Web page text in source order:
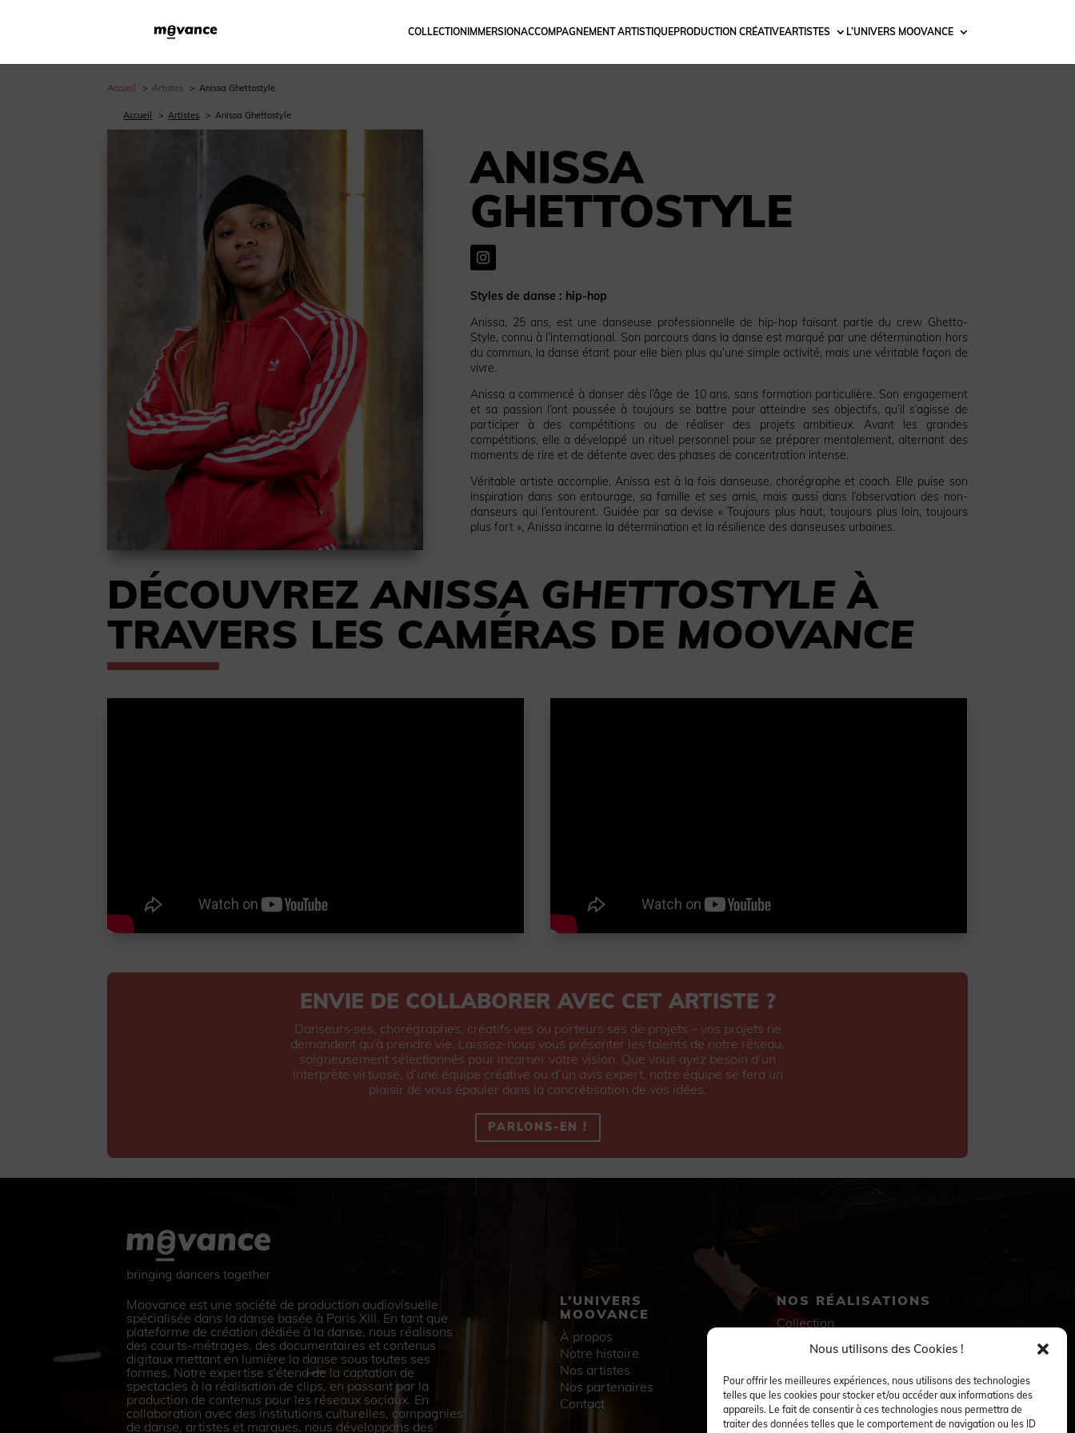
Nous utilisons des Cookies !
Pour offrir les meilleures expériences, nous utilisons des technologies
telles que les cookies pour stocker et/ou accéder aux informations des
appareils. Le fait de consentir à ces technologies nous permettra de
traiter des données telles que le comportement de navigation ou les ID
COLLECTION IMMERSIONACCOMPAGNEMENT ARTISTIQUEPRODUCTION CRÉATIVEARTISTES L’UNIVERS MOOVANCE
Accueil Artistes Anissa Ghettostyle
Accueil Artistes Anissa Ghettostyle
ANISSA
GHETTOSTYLE
Styles de danse : hip-hop
Anissa, 25 ans, est une danseuse professionnelle de hip-hop faisant partie du crew Ghetto-
Style, connu à l’international. Son parcours dans la danse est marqué par une détermination hors
du commun, la danse étant pour elle bien plus qu’une simple activité, mais une véritable façon de
vivre.
Anissa a commencé à danser dès l’âge de 10 ans, sans formation particulière. Son engagement
et sa passion l’ont poussée à toujours se battre pour atteindre ses objectifs, qu’il s’agisse de
participer à des compétitions ou de réaliser des projets ambitieux. Avant les grandes
compétitions, elle a développé un rituel personnel pour se préparer mentalement, alternant des
moments de rire et de détente avec des phases de concentration intense.
Véritable artiste accomplie, Anissa est à la fois danseuse, chorégraphe et coach. Elle puise son
inspiration dans son entourage, sa famille et ses amis, mais aussi dans l’observation des non-
danseurs qui l’entourent. Guidée par sa devise « Toujours plus haut, toujours plus loin, toujours
plus fort », Anissa incarne la détermination et la résilience des danseuses urbaines.
DÉCOUVREZANISSA GHETTOSTYLEÀ
TRAVERS LES CAMÉRAS DE MOOVANCE
ENVIE DE COLLABORER AVEC CET ARTISTE ?
Danseurs·ses, chorégraphes, créatifs·ves ou porteurs·ses de projets – vos projets ne
demandent qu’à prendre vie. Laissez-nous vous présenter les talents de notre réseau,
soigneusement sélectionnés pour incarner votre vision. Que vous ayez besoin d’un
interprète virtuose, d’une équipe créative ou d’un avis expert, notre équipe se fera un
plaisir de vous épauler dans la concrétisation de vos idées.
PARLONS-EN !
Moovance est une société de production audiovisuelle
spécialisée dans la danse basée à Paris XIII. En tant que
plateforme de création dédiée à la danse, nous réalisons
des courts-métrages, des documentaires et contenus
digitaux mettant en lumière la danse sous toutes ses
formes. Notre expertise s’étend de la captation de
spectacles à la réalisation de clips, en passant par la
production de contenus pour les réseaux sociaux. En
collaboration avec des institutions culturelles, compagnies
de danse, artistes et marques, nous développons des
L’UNIVERS
MOOVANCE
À propos
Notre histoire
Nos artistes
Nos partenaires
Contact
NOS RÉALISATIONS
Collection
Accompagnement artistique
Production créative
Danseuses et danseurs
Musiciennes et musiciens
Créatrices et créateurs